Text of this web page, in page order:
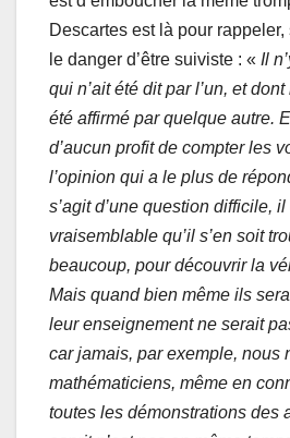
Descartes est là pour rappeler,
le danger d’être suiviste : « Il
qui n’ait été dit par l’un, et
été affirmé par quelque autre.
d’aucun profit de compter les
l’opinion qui a le plus de
s’agit d’une question difficile,
vraisemblable qu’il s’en soit
beaucoup, pour découvrir la
Mais quand bien même ils
leur enseignement ne serait
car jamais, par exemple, nous
mathématiciens, même en
toutes les démonstrations des